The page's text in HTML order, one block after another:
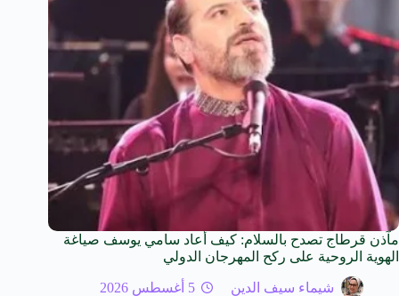
مآذن قرطاج تصدح بالسلام: كيف أعاد سامي يوسف صياغة
الهوية الروحية على ركح المهرجان الدولي
شيماء سيف الدين
5 أغسطس 2026